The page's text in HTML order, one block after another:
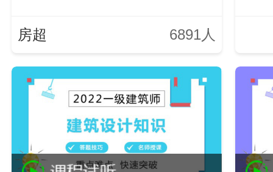
房超 6891人